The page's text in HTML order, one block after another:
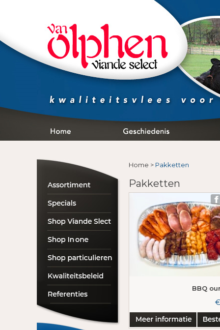
Home > Pakketten
Pakketten
BBQ